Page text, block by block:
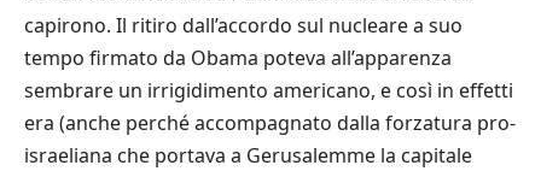
capirono. Il ritiro dall’accordo sul nucleare a suo
tempo firmato da Obama poteva all’apparenza
sembrare un irrigidimento americano, e così in effetti
era (anche perché accompagnato dalla forzatura pro-
israeliana che portava a Gerusalemme la capitale